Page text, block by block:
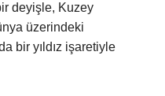
deyişle, Kuzey
üzerindeki
bir yıldız işaretiyle